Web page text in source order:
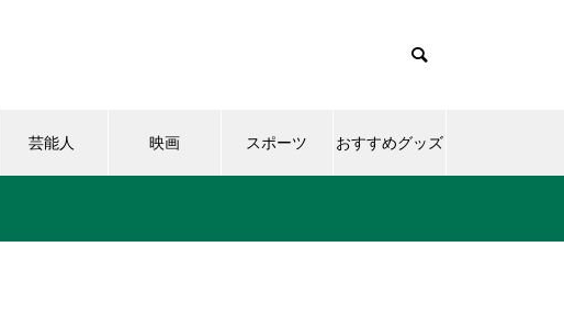
芸能人 映画 スポーツ おすすめグッズ